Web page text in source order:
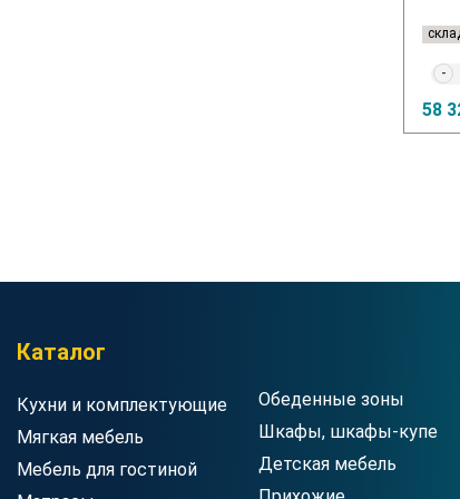
-
58
Каталог
Кухни и комплектующие
Мягкая мебель
Мебель для гостиной
Обеденные зоны
Шкафы, шкафы-купе
Детская мебель